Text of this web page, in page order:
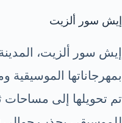
إيش سور ألزيت
إيش سور ألزيت،
بمهرجاناتها الموسيقية
تم تحويلها إلى